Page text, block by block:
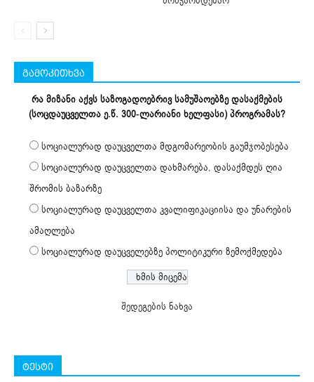
გამოკითხვა
რა მიზანი აქვს საზოგადოებრივ სამუშაოებზე დასაქმების
(სოცდაუცველთა ე.წ. 300-ლარიანი ხელფასი) პროგრამას?
სოციალურად დაუცველთა მდგომარეობის გაუმჯობესება
სოციალურად დაუცველთა დახმარება, დასაქმდეს ღია
შრომის ბაზარზე
სოციალურად დაუცველთა კვალიფიკაციისა და უნარების
ამაღლება
სოციალურად დაუცველებზე პოლიტიკური ზემოქმედება
შედეგების ნახვა
ტესტი